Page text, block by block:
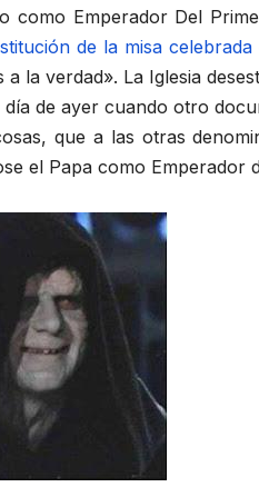
Emperador Del
de la misa
la verdad». La Iglesia
de ayer cuando otro
que a las otras
el Papa como Emperador